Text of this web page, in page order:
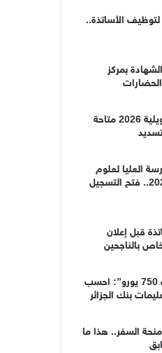
الأساتذة..
بمركز
فواتير كراء سكنات عدل لشهر جويلية 2026 متاحة
العليا لعلوم
وتقنيات تأطير الشباب 2026-2027.. فتح التسجيل
قبل إعلان
بالناجحين
حاسبة منحة السفر “حق الصرف 750 يورو”: احسب
بنك الجزائر
السفر.. هذا ما